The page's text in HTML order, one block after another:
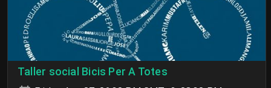
Taller social Bicis Per A Totes